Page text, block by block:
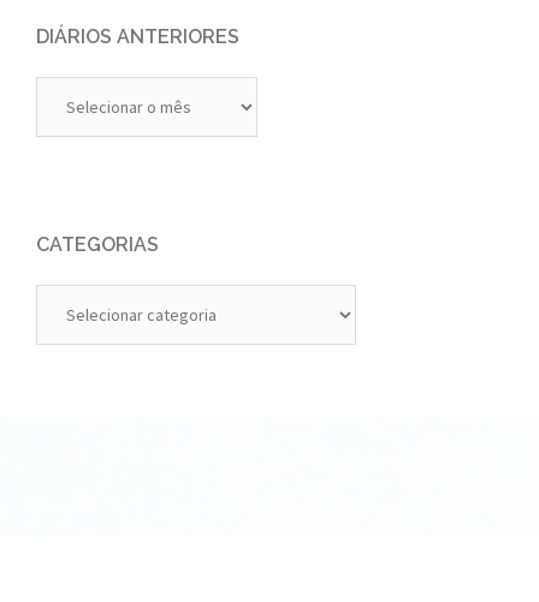
DIÁRIOS ANTERIORES
Anteriores
CATEGORIAS